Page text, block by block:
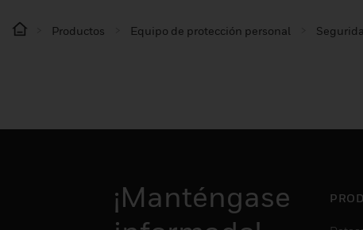
Productos Equipo de protección personal
¡Manténgase